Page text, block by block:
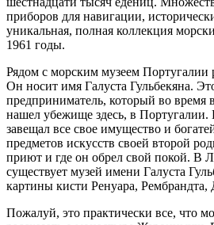
приборов для навигации,
уникальная, полная коллекция
1961 годы.
Рядом с морским музеем Португалии
Он носит имя Галуста Гульбекяна.
предприниматель, который во
нашел убежище здесь, в
завещал все свое имущество и
предметов искусств своей второй
приют и где он обрел свой покой. В
существует музей имени Галуста
картины кисти Ренуара,
Пожалуй, это практически все, что